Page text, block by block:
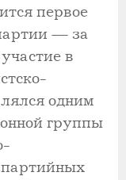
первое
— за
в
одним
группы